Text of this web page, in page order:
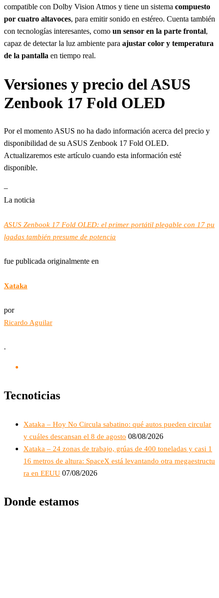
compatible con Dolby Vision Atmos y tiene un sistema compuesto
por cuatro altavoces, para emitir sonido en estéreo. Cuenta también
con tecnologías interesantes, como un sensor en la parte frontal,
capaz de detectar la luz ambiente para ajustar color y temperatura
de la pantalla en tiempo real.
Versiones y precio del ASUS
Zenbook 17 Fold OLED
Por el momento ASUS no ha dado información acerca del precio y
disponibilidad de su ASUS Zenbook 17 Fold OLED.
Actualizaremos este artículo cuando esta información esté
disponible.
–
La noticia
ASUS Zenbook 17 Fold OLED: el primer portátil plegable con 17 pu
lgadas también presume de potencia
fue publicada originalmente en
Xataka
por
Ricardo Aguilar
.
Tecnoticias
Xataka – Hoy No Circula sabatino: qué autos pueden circular
y cuáles descansan el 8 de agosto 08/08/2026
Xataka – 24 zonas de trabajo, grúas de 400 toneladas y casi 1
16 metros de altura: SpaceX está levantando otra megaestructu
ra en EEUU 07/08/2026
Donde estamos